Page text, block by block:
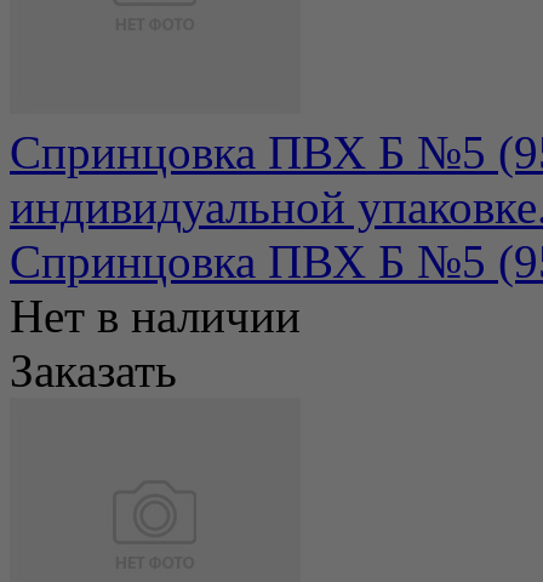
Спринцовка ПВХ Б №5
индивидуальной
Спринцовка ПВХ Б №5
Нет в наличии
Заказать